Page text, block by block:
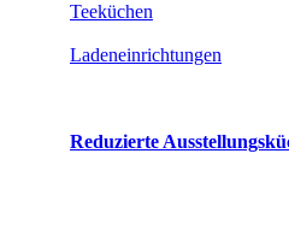
Teeküchen
Ladeneinrichtungen
Reduzierte